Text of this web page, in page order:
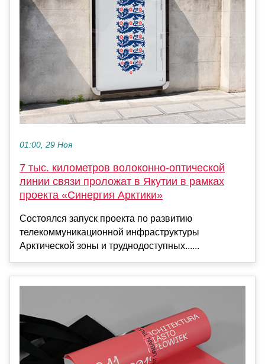
01:00, 29 Ноя
7 тыс. километров волоконно-оптической
линии связи проложат в Якутии в рамках
проекта «Синергия Арктики»
Состоялся запуск проекта по развитию
телекоммуникационной инфраструктуры
Арктической зоны и труднодоступных......